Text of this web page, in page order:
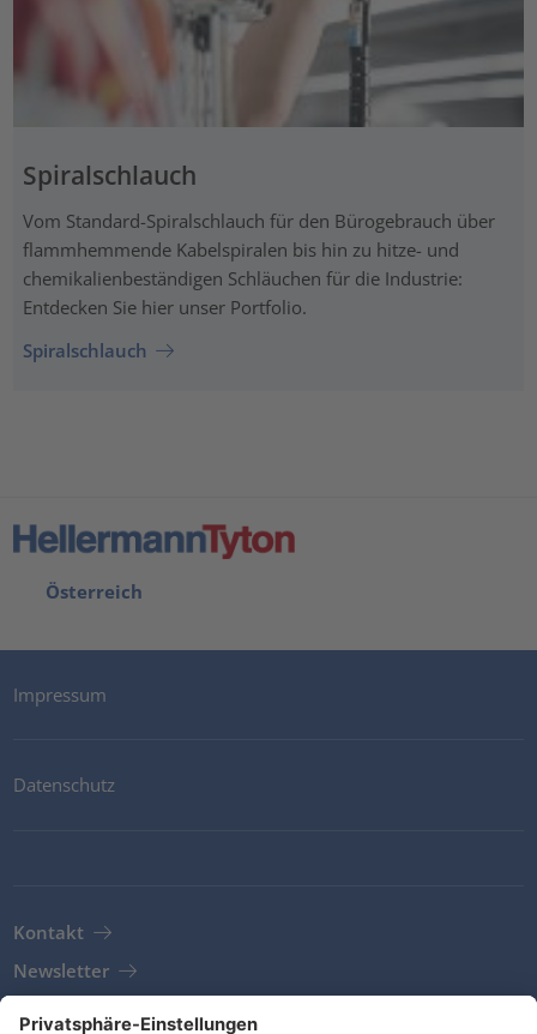
Spiralschlauch
Vom Standard-Spiralschlauch für den Bürogebrauch über
flammhemmende Kabelspiralen bis hin zu hitze- und
chemikalienbeständigen Schläuchen für die Industrie:
Entdecken Sie hier unser Portfolio.
Spiralschlauch
Österreich
Impressum
Datenschutz
Kontakt
Newsletter